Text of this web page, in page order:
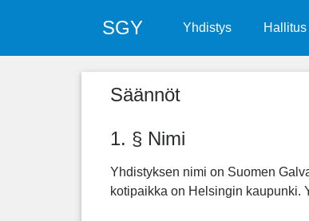
SGY Yhdistys Hallitus
Säännöt
1. § Nimi
Yhdistyksen nimi on Suomen
kotipaikka on Helsingin kaupunki.